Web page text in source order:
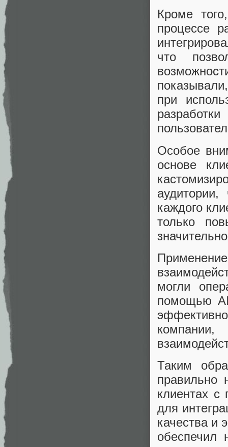
Кроме
процессе
что
при
Особое
основе
аудитории,
каждого
только
могли
помощью
Таким
правильно
клиентах
для
качества и
обеспечил